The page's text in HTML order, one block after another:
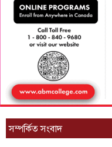
সম্পর্কিত সংবাদ